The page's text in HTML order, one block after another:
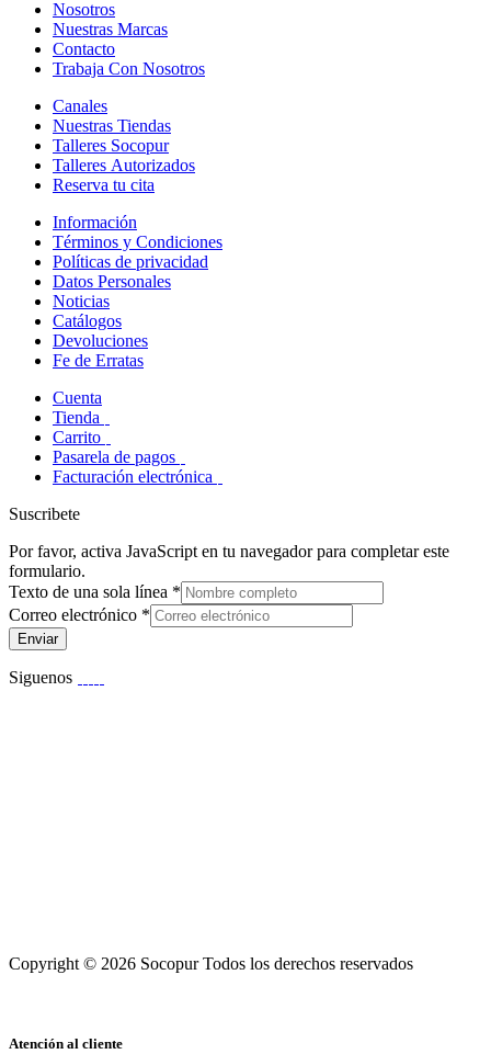
Nosotros
Nuestras Marcas
Contacto
Trabaja Con Nosotros
Canales
Nuestras Tiendas
Talleres Socopur
Talleres Autorizados
Reserva tu cita
Información
Términos y Condiciones
Políticas de privacidad
Datos Personales
Noticias
Catálogos
Devoluciones
Fe de Erratas
Cuenta
Tienda
Carrito
Pasarela de pagos
Facturación electrónica
Suscribete
Por favor, activa JavaScript en tu navegador para completar este
formulario.
Texto de una sola línea *
Correo electrónico *
Enviar
Siguenos
Copyright © 2026 Socopur Todos los derechos reservados
Atención al cliente